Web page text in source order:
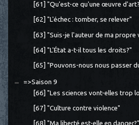
[61] "Qu'est-ce qu'une œuvre
[62] "L'échec : tomber, se relever"
[63] "Suis-je l'auteur de ma propre
[64] "L'État a-t-il tous les droits?"
[65] "Pouvons-nous nous passer
=>Saison 9
[66] "Les sciences vont-elles trop
[67] "Culture contre violence"
[68] "Ma liberté est-elle en danger?"